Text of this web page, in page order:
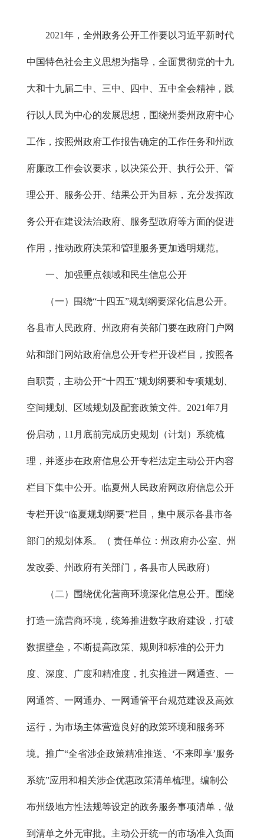
2021年，全州政务公开工作要以习近平新时代
中国特色社会主义思想为指导，全面贯彻党的十九
大和十九届二中、三中、四中、五中全会精神，践
行以人民为中心的发展思想，围绕州委州政府中心
工作，按照州政府工作报告确定的工作任务和州政
府廉政工作会议要求，以决策公开、执行公开、管
理公开、服务公开、结果公开为目标，充分发挥政
务公开在建设法治政府、服务型政府等方面的促进
作用，推动政府决策和管理服务更加透明规范。
一、加强重点领域和民生信息公开
（一）围绕“十四五”规划纲要深化信息公开。
各县市人民政府、州政府有关部门要在政府门户网
站和部门网站政府信息公开专栏开设栏目，按照各
自职责，主动公开“十四五”规划纲要和专项规划、
空间规划、区域规划及配套政策文件。2021年7月
份启动，11月底前完成历史规划（计划）系统梳
理，并逐步在政府信息公开专栏法定主动公开内容
栏目下集中公开。临夏州人民政府网政府信息公开
专栏开设“临夏规划纲要”栏目，集中展示各县市各
部门的规划体系。（ 责任单位：州政府办公室、州
发改委、州政府有关部门，各县市人民政府）
（二）围绕优化营商环境深化信息公开。围绕
打造一流营商环境，统筹推进数字政府建设，打破
数据壁垒，不断提高政策、规则和标准的公开力
度、深度、广度和精准度，扎实推进一网通查、一
网通答、一网通办、一网通管平台规范建设及高效
运行，为市场主体营造良好的政策环境和服务环
境。推广“全省涉企政策精准推送、‘不来即享’服务
系统”应用和相关涉企优惠政策清单梳理。编制公
布州级地方性法规等设定的政务服务事项清单，做
到清单之外无审批。主动公开统一的市场准入负面